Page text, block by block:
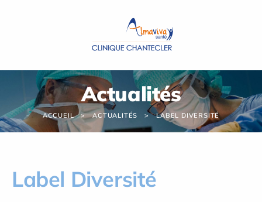
Actualités
ACCUEIL ACTUALITÉS LABEL DIVERSITÉ
Label Diversité